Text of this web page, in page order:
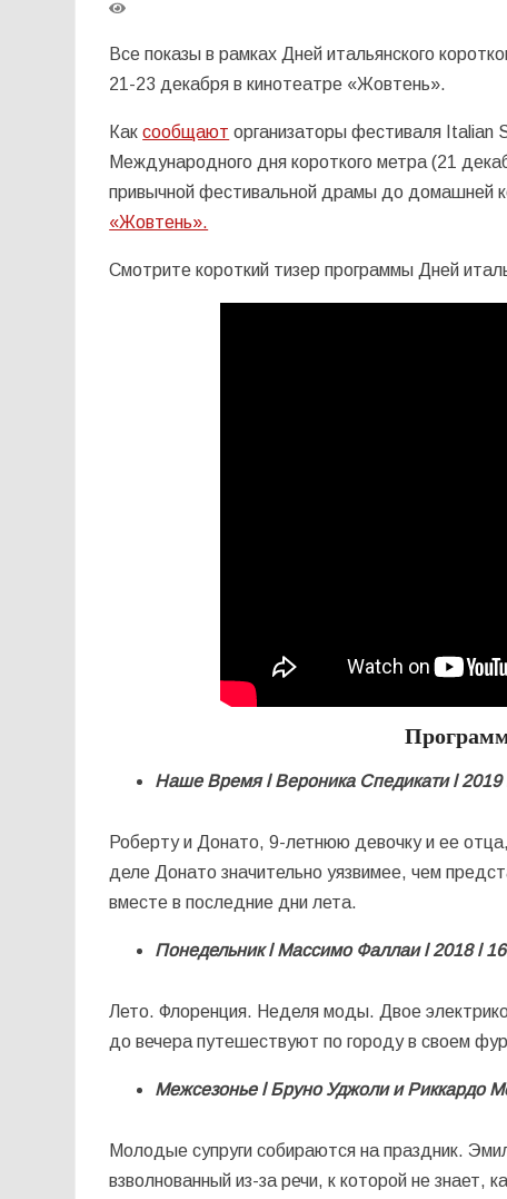
Все показы в рамках Дней итальянского
21-23 декабря в кинотеатре «Жовтень».
Каксообщают организаторы фестиваля Italian
Международного дня короткого метра (21
привычной фестивальной драмы до домашней
«Жовтень».
Смотрите короткий тизер программы Дней
Наше ВремяlВероника Спедикатиl2019
Роберту и Донато, 9-летнюю девочку и ее
деле Донато значительно уязвимее, чем
вместе в последние дни лета.
ПонедельникlМассимо Фаллаиl2018l
Лето. Флоренция. Неделя моды. Двое
до вечера путешествуют по городу в своем
Межсезонье lБруно Уджоли и Риккардо
Молодые супруги собираются на праздник.
взволнованный из-за речи, к которой не знает,